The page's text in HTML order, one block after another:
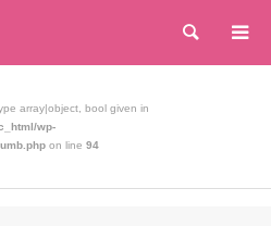
検索
array|object, bool given in
wp-
on line 94